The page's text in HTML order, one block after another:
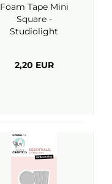
Foam Tape Mini
Square -
Studiolight
2,20 EUR